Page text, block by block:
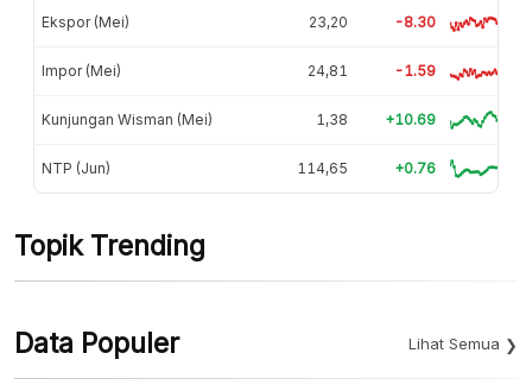
Ekspor (Mei) 23,20 -8.30
Impor (Mei) 24,81 -1.59
Kunjungan Wisman (Mei) 1,38 +10.69
NTP (Jun) 114,65 +0.76
Topik Trending
Data Populer Lihat Semua